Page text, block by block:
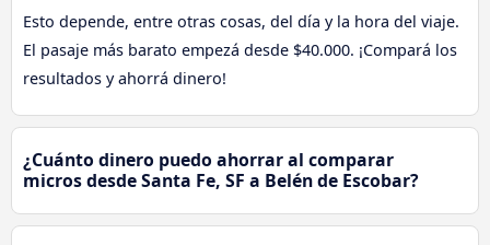
Esto depende, entre otras cosas, del día y la hora del viaje.
El pasaje más barato empezá desde $40.000. ¡Compará los
resultados y ahorrá dinero!
¿Cuánto dinero puedo ahorrar al comparar
micros desde Santa Fe, SF a Belén de Escobar?